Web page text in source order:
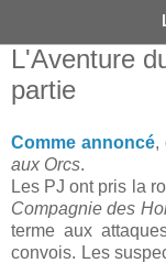
L'Aventure
partie
Comme annoncé,
aux Orcs.
Les PJ ont pris la
Compagnie des
terme aux
convois. Les